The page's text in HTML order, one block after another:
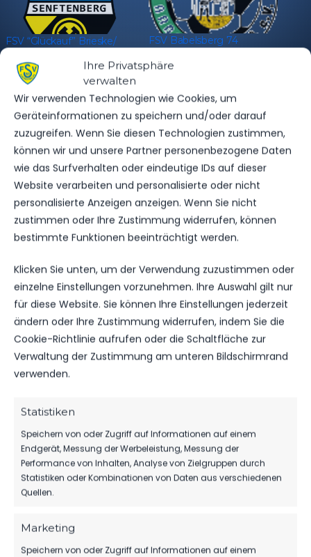
Ihre Privatsphäre
verwalten
Wir verwenden Technologien wie Cookies, um
Geräteinformationen zu speichern und/oder darauf
zuzugreifen. Wenn Sie diesen Technologien zustimmen,
können wir und unsere Partner personenbezogene Daten
wie das Surfverhalten oder eindeutige IDs auf dieser
Website verarbeiten und personalisierte oder nicht
personalisierte Anzeigen anzeigen. Wenn Sie nicht
zustimmen oder Ihre Zustimmung widerrufen, können
bestimmte Funktionen beeinträchtigt werden.
Klicken Sie unten, um der Verwendung zuzustimmen oder
einzelne Einstellungen vorzunehmen. Ihre Auswahl gilt nur
für diese Website. Sie können Ihre Einstellungen jederzeit
ändern oder Ihre Zustimmung widerrufen, indem Sie die
Cookie-Richtlinie aufrufen oder die Schaltfläche zur
Verwaltung der Zustimmung am unteren Bildschirmrand
verwenden.
Statistiken
Speichern von oder Zugriff auf Informationen auf einem
Endgerät, Messung der Werbeleistung, Messung der
Performance von Inhalten, Analyse von Zielgruppen durch
Statistiken oder Kombinationen von Daten aus verschiedenen
Quellen.
Marketing
Speichern von oder Zugriff auf Informationen auf einem
FSV “Glückauf” Brieske/​
22. September 2022
Ähnlicher Beitrag
FSV Babelsberg 74
Ähnlicher Beitrag
FSV Bernau
7. Oktober 2018
Ähnlicher Beitrag
OFFIZIELLE VEREINSSEITE
DEIN HEIMSPIEL. DEIN FSV.
Tickets, Spielplan, News und Vereinsinfos – alles
TICKETS
Eintrittspreise & Spieltag
Nächste Partien ansehen